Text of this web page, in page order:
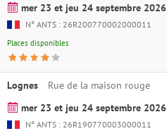
mer 23 et jeu 24 septembre 2026
N° ANTS : 26R200770002000011
Places disponibles
Lognes
Rue de la maison rouge
mer 23 et jeu 24 septembre 2026
N° ANTS : 26R190770003000011